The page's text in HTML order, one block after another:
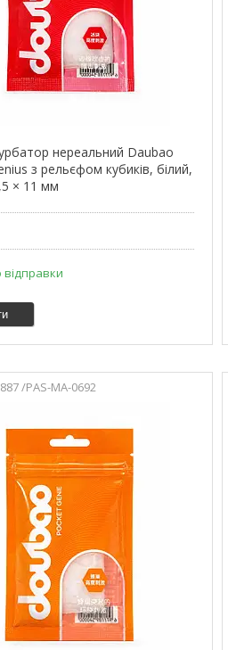
нереальний Daubao
з рельєфом кубиків, білий,
× 11 мм
/PAS-MA-0692